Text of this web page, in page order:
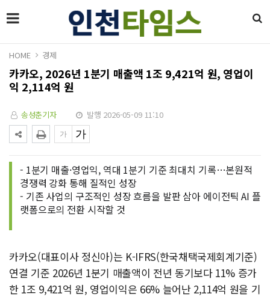
HOME 경제
카카오, 2026년 1분기 매출액 1조 9,421억 원, 영업이
익 2,114억 원
송성춘기자 발행 2026-05-09 11:10
- 1분기 매출·영업익, 역대 1분기 기준 최대치 기록…본원적
경쟁력 강화 통해 질적인 성장
- 기존 사업의 구조적인 성장 흐름을 발판 삼아 에이전틱 AI 플
랫폼으로의 전환 시작할 것
카카오(대표이사 정신아)는 K-IFRS(한국채택국제회계기준)
연결 기준 2026년 1분기 매출액이 전년 동기보다 11% 증가
한 1조 9,421억 원, 영업이익은 66% 늘어난 2,114억 원을 기